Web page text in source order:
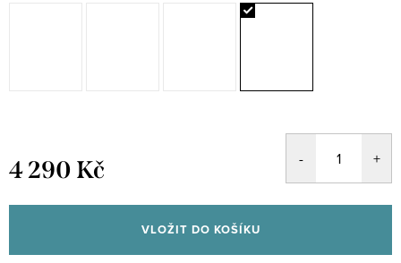
4 290 Kč
cena:
VLOŽIT DO KOŠÍKU